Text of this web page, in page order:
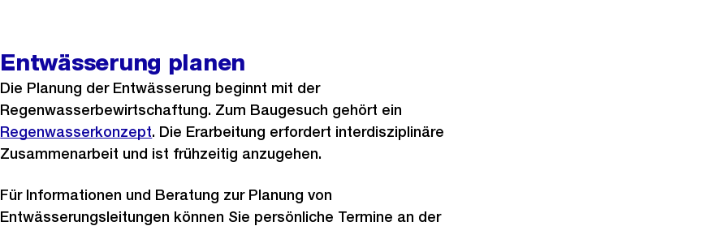
Entwässerung planen
Die Planung der Entwässerung beginnt mit der
Regenwasserbewirtschaftung. Zum Baugesuch gehört ein
Regenwasserkonzept. Die Erarbeitung erfordert interdisziplinäre
Zusammenarbeit und ist frühzeitig anzugehen.
Für Informationen und Beratung zur Planung von
Entwässerungsleitungen können Sie persönliche Termine an der